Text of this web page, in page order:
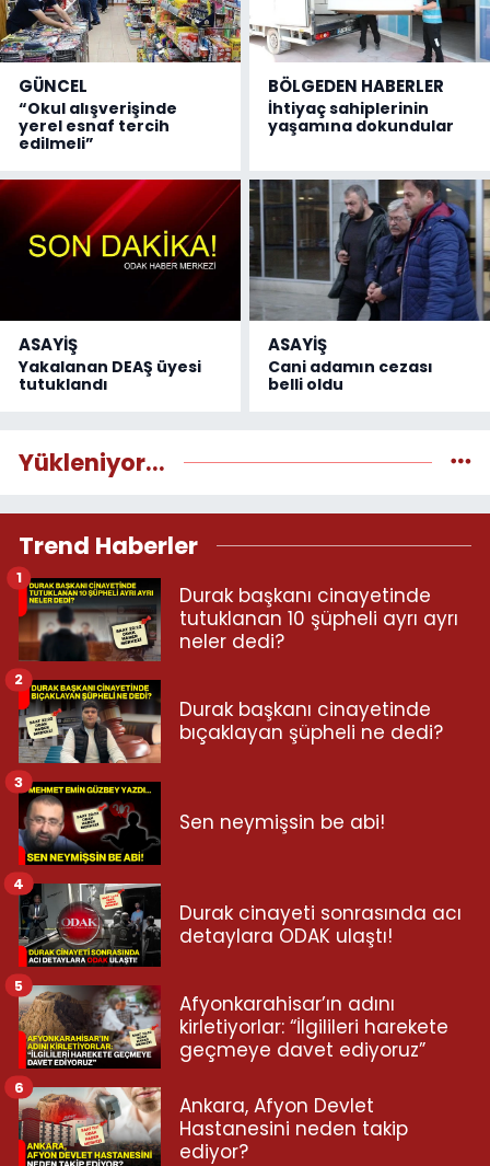
GÜNCEL
“Okul alışverişinde
yerel esnaf tercih
edilmeli”
BÖLGEDEN HABERLER
İhtiyaç sahiplerinin
yaşamına dokundular
ASAYİŞ
Yakalanan DEAŞ üyesi
tutuklandı
ASAYİŞ
Cani adamın cezası
belli oldu
Yükleniyor...
Trend Haberler
Durak başkanı cinayetinde
tutuklanan 10 şüpheli ayrı ayrı
neler dedi?
1
Durak başkanı cinayetinde
bıçaklayan şüpheli ne dedi?
2
Sen neymişsin be abi!
3
Durak cinayeti sonrasında acı
detaylara ODAK ulaştı!
4
Afyonkarahisar’ın adını
kirletiyorlar: “İlgilileri harekete
geçmeye davet ediyoruz”
5
Ankara, Afyon Devlet
Hastanesini neden takip
ediyor?
6